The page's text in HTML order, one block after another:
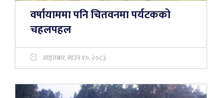
वर्षायाममा पनि चितवनमा पर्यटकको
चहलपहल
आइतबार, साउन १०, २०८३